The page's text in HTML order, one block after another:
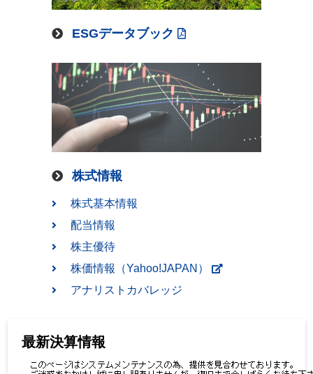
ESGデータブック
株式情報
株式基本情報
配当情報
株主優待
株価情報（Yahoo!JAPAN）
アナリストカバレッジ
最新決算情報